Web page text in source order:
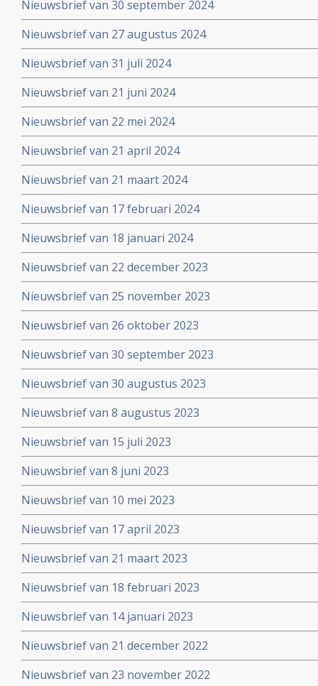
Nieuwsbrief van 30 september 2024
Nieuwsbrief van 27 augustus 2024
Nieuwsbrief van 31 juli 2024
Nieuwsbrief van 21 juni 2024
Nieuwsbrief van 22 mei 2024
Nieuwsbrief van 21 april 2024
Nieuwsbrief van 21 maart 2024
Nieuwsbrief van 17 februari 2024
Nieuwsbrief van 18 januari 2024
Nieuwsbrief van 22 december 2023
Nieuwsbrief van 25 november 2023
Nieuwsbrief van 26 oktober 2023
Nieuwsbrief van 30 september 2023
Nieuwsbrief van 30 augustus 2023
Nieuwsbrief van 8 augustus 2023
Nieuwsbrief van 15 juli 2023
Nieuwsbrief van 8 juni 2023
Nieuwsbrief van 10 mei 2023
Nieuwsbrief van 17 april 2023
Nieuwsbrief van 21 maart 2023
Nieuwsbrief van 18 februari 2023
Nieuwsbrief van 14 januari 2023
Nieuwsbrief van 21 december 2022
Nieuwsbrief van 23 november 2022